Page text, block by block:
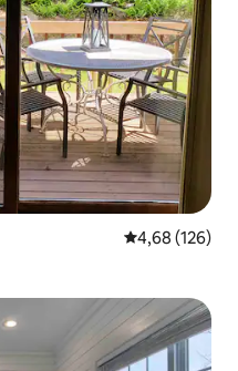
4,68 de uma
4,68 (126)